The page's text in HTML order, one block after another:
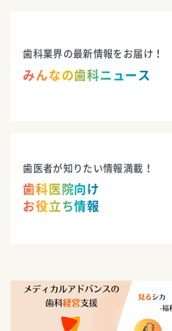
歯科業界の最新情報をお届け！
みんなの歯科ニュース
歯医者が知りたい情報満載！
歯科医院向け
お役立ち情報